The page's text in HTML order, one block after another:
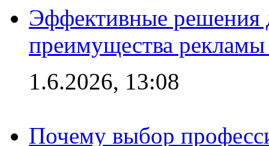
Эффективные решения
преимущества рекламы
1.6.2026, 13:08
Почему выбор